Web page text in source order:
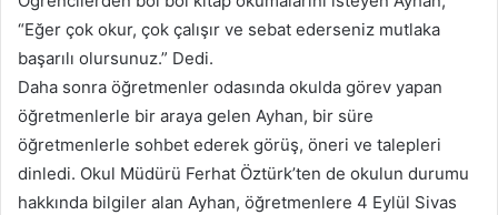
“Eğer çok okur, çok çalışır ve sebat ederseniz mutlaka
başarılı olursunuz.” Dedi.
Daha sonra öğretmenler odasında okulda görev yapan
öğretmenlerle bir araya gelen Ayhan, bir süre
öğretmenlerle sohbet ederek görüş, öneri ve talepleri
dinledi. Okul Müdürü Ferhat Öztürk’ten de okulun durumu
hakkında bilgiler alan Ayhan, öğretmenlere 4 Eylül Sivas